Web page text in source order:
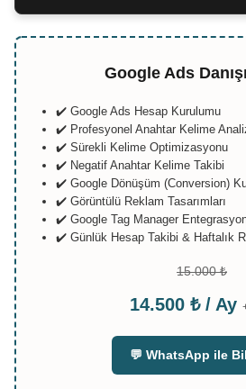
Google Ads
✔️ Google Ads Hesap Kurulumu
✔️ Profesyonel Anahtar Kelime
✔️ Sürekli Kelime Optimizasyonu
✔️ Negatif Anahtar Kelime Takibi
✔️ Google Dönüşüm (Conversion)
✔️ Görüntülü Reklam Tasarımları
✔️ Google Tag Manager
✔️ Günlük Hesap Takibi & Haftalık
15.000 ₺
14.500 ₺ / Ay
💬 WhatsApp ile